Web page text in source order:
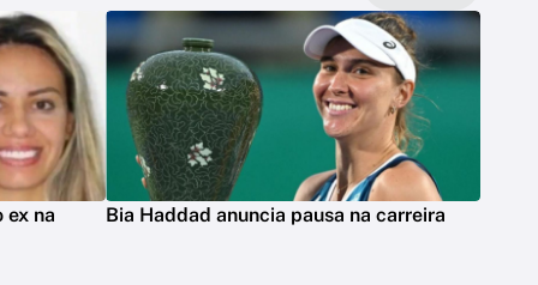
ex na
Bia Haddad anuncia pausa na carreira